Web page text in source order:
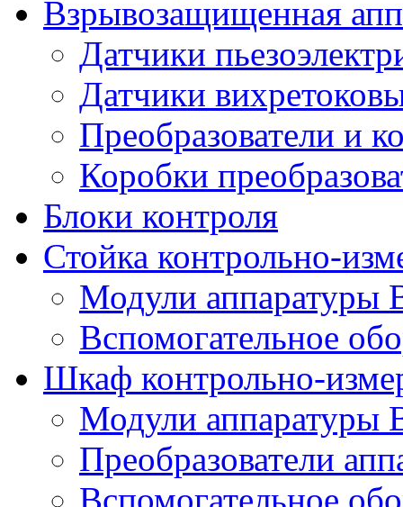
Взрывозащищенная
Датчики
Датчики
Преобразователи и
Коробки
Блоки контроля
Стойка контрольно-
Модули аппаратуры
Вспомогательное
Шкаф контрольно-
Модули аппаратуры
Преобразователи
Вспомогательное